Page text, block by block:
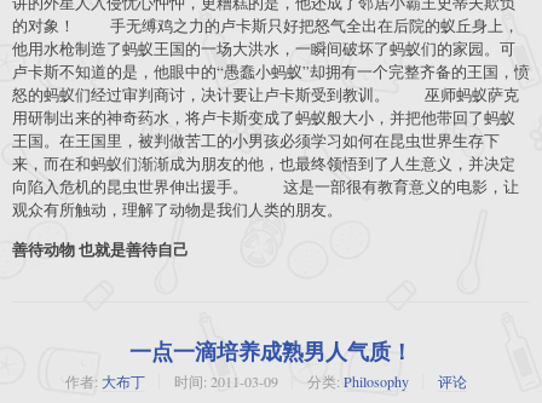
的对象！ 手无缚鸡之力的卢卡斯只好把怒气全出在后院的蚁丘身上，
他用水枪制造了蚂蚁王国的一场大洪水，一瞬间破坏了蚂蚁们的家园。可
卢卡斯不知道的是，他眼中的“愚蠢小蚂蚁”却拥有一个完整齐备的王国，愤
怒的蚂蚁们经过审判商讨，决计要让卢卡斯受到教训。 巫师蚂蚁萨克
用研制出来的神奇药水，将卢卡斯变成了蚂蚁般大小，并把他带回了蚂蚁
王国。在王国里，被判做苦工的小男孩必须学习如何在昆虫世界生存下
来，而在和蚂蚁们渐渐成为朋友的他，也最终领悟到了人生意义，并决定
向陷入危机的昆虫世界伸出援手。 这是一部很有教育意义的电影，让
观众有所触动，理解了动物是我们人类的朋友。
善待动物 也就是善待自己
一点一滴培养成熟男人气质！
作者: 大布丁 时间: 2011-03-09 分类: Philosophy 评论